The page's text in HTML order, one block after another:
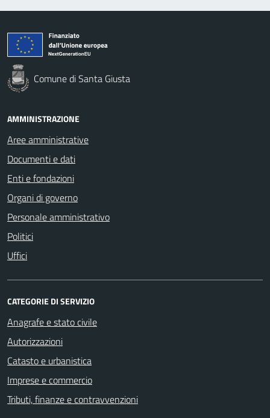
Comune di Santa Giusta
AMMINISTRAZIONE
Aree amministrative
Documenti e dati
Enti e fondazioni
Organi di governo
Personale amministrativo
Politici
Uffici
CATEGORIE DI SERVIZIO
Anagrafe e stato civile
Autorizzazioni
Catasto e urbanistica
Imprese e commercio
Tributi, finanze e contravvenzioni